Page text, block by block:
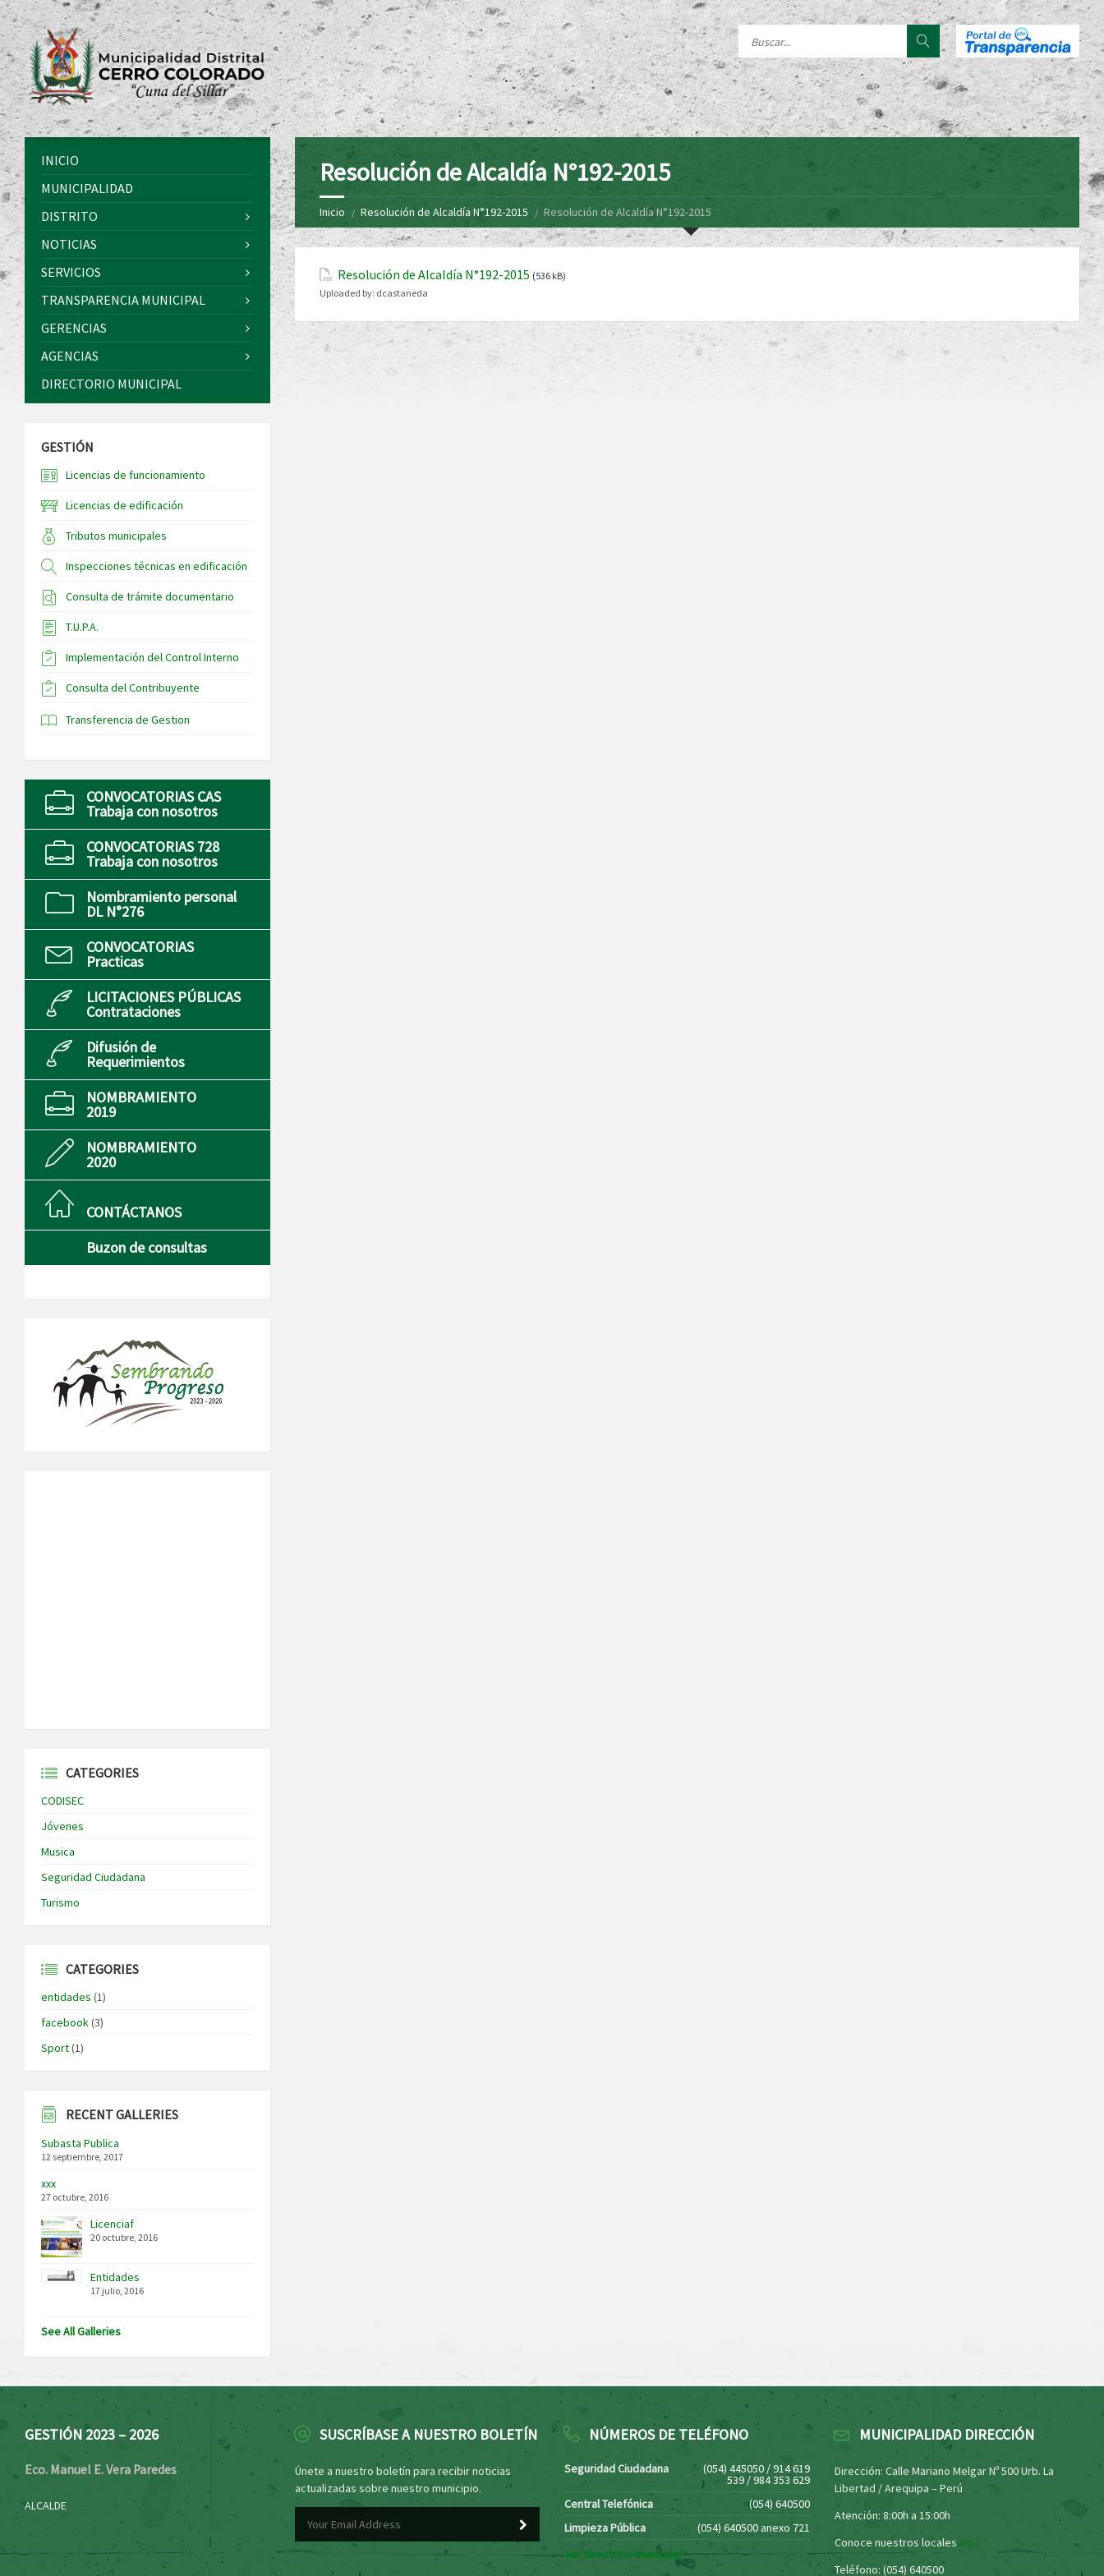
Resolución de Alcaldía N°192-2015
Inicio Resolución de Alcaldía N°192-2015 Resolución de Alcaldía N°192-2015
Resolución de Alcaldía N°192-2015 (536 kB)
Uploaded by: dcastaneda
INICIO
MUNICIPALIDAD
DISTRITO
NOTICIAS
SERVICIOS
TRANSPARENCIA MUNICIPAL
GERENCIAS
AGENCIAS
DIRECTORIO MUNICIPAL
GESTIÓN
Licencias de funcionamiento
Licencias de edificación
Tributos municipales
Inspecciones técnicas en edificación
Consulta de trámite documentario
T.U.P.A.
Implementación del Control Interno
Consulta del Contribuyente
Transferencia de Gestion
CONVOCATORIAS CAS
Trabaja con nosotros
CONVOCATORIAS 728
Trabaja con nosotros
Nombramiento personal
DL N°276
CONVOCATORIAS
Practicas
LICITACIONES PÚBLICAS
Contrataciones
Difusión de
Requerimientos
NOMBRAMIENTO
2019
NOMBRAMIENTO
2020
CONTÁCTANOS
Buzon de consultas
CATEGORIES
CODISEC
Jóvenes
Musica
Seguridad Ciudadana
Turismo
CATEGORIES
entidades (1)
facebook(3)
Sport(1)
RECENT GALLERIES
Subasta Publica
12 septiembre, 2017
xxx
27 octubre, 2016
Licenciaf
20 octubre, 2016
Entidades
17 julio, 2016
See All Galleries
GESTIÓN 2023 – 2026
Eco. Manuel E. Vera Paredes
ALCALDE
SUSCRÍBASE A NUESTRO BOLETÍN
Únete a nuestro boletín para recibir noticias
actualizadas sobre nuestro municipio.
NÚMEROS DE TELÉFONO
Seguridad Ciudadana (054) 445050 / 914 619
539 / 984 353 629
Central Telefónica
(054) 640500
Limpieza Pública
(054) 640500 anexo 721
Ver directorio municipal
MUNICIPALIDAD DIRECCIÓN
Dirección: Calle Mariano Melgar Nº 500 Urb. La
Libertad / Arequipa – Perú
Atención: 8:00h a 15:00h
Conoce nuestros locales aquí
Teléfono: (054) 640500